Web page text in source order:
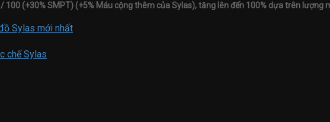
100 (+30% SMPT) (+5% Máu cộng thêm của Sylas), tăng lên đến 100% dựa trên lượng
Sylas mới nhất
chế Sylas